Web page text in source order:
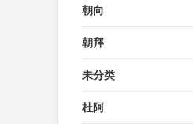
朝向
朝拜
未分类
杜阿